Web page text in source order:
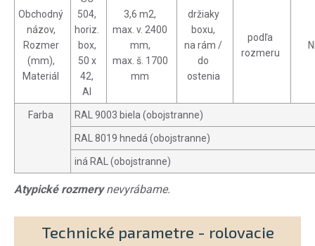
Obchodný
názov,
Rozmer
(mm),
Materiál
504,
horiz.
box,
50 x
42,
Al
3,6 m2,
max. v. 2400
mm,
max. š. 1700
mm
držiaky
boxu,
na rám /
do
ostenia
podľa
rozmeru
Farba RAL 9003 biela (obojstranne)
RAL 8019 hnedá (obojstranne)
iná RAL (obojstranne)
Atypické rozmerynevyrábame.
Technické parametre - rolovacie